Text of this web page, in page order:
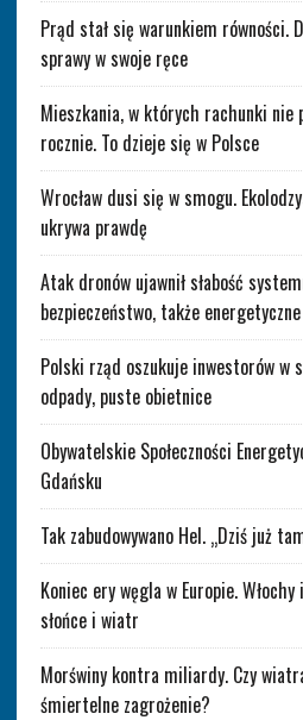
Prąd stał się warunkiem równości.
sprawy w swoje ręce
Mieszkania, w których rachunki nie
rocznie. To dzieje się w Polsce
Wrocław dusi się w smogu.
ukrywa prawdę
Atak dronów ujawnił słabość
bezpieczeństwo, także energetyczne
Polski rząd oszukuje inwestorów w
odpady, puste obietnice
Obywatelskie Społeczności
Gdańsku
Tak zabudowywano Hel. „Dziś już
Koniec ery węgla w Europie.
słońce i wiatr
Morświny kontra miliardy. Czy
śmiertelne zagrożenie?